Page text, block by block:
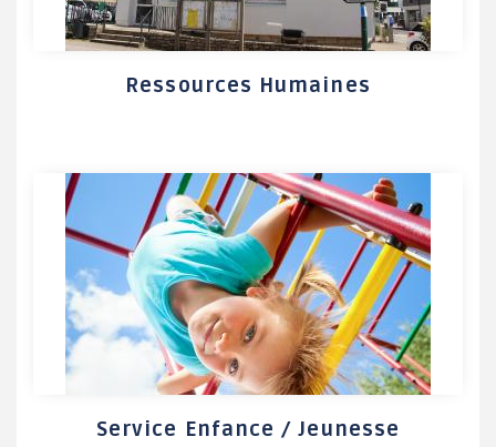
Ressources Humaines
Service Enfance / Jeunesse